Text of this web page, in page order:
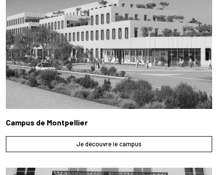
Campus de Montpellier
Je découvre le campus